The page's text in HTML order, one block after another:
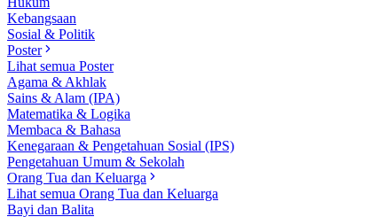
Kebangsaan
Sosial & Politik
Poster
Lihat semua Poster
Agama & Akhlak
Sains & Alam (IPA)
Matematika & Logika
Membaca & Bahasa
Kenegaraan & Pengetahuan Sosial (IPS)
Pengetahuan Umum & Sekolah
Orang Tua dan Keluarga
Lihat semua Orang Tua dan Keluarga
Bayi dan Balita